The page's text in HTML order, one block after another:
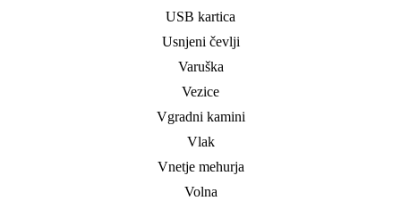
USB kartica
Usnjeni čevlji
Varuška
Vezice
Vgradni kamini
Vlak
Vnetje mehurja
Volna